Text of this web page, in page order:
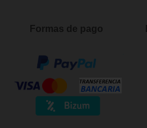
Formas de pago